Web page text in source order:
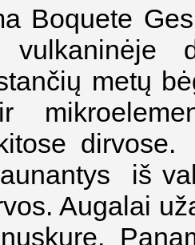
Boquete
vulkaninėje
metų
iš
Augalai